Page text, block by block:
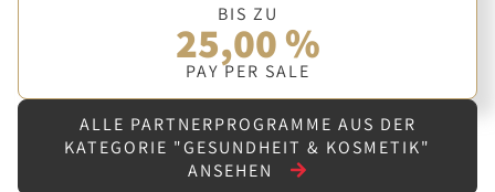
BIS ZU
25,00 %
PAY PER SALE
ALLE PARTNERPROGRAMME AUS DER
KATEGORIE "GESUNDHEIT & KOSMETIK"
ANSEHEN